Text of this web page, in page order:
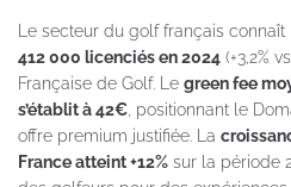
Le secteur du golf français
412 000 licenciés en 2024 (+3,2%
Française de Golf. Le green fee
s’établit à 42€, positionnant le
offre premium justifiée. La
France atteint +12% sur la période